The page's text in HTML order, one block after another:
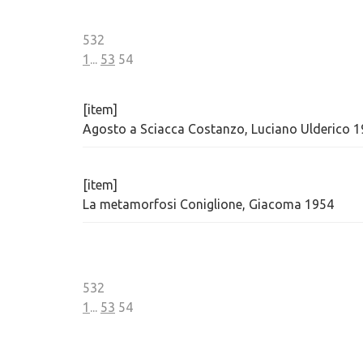
532
1 ... 53 54
[item]
Agosto a Sciacca Costanzo, Luciano Ulderico
[item]
La metamorfosi Coniglione, Giacoma 1954
532
1 ... 53 54